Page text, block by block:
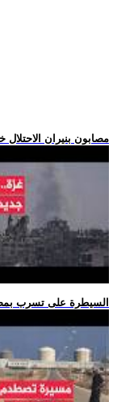
.. مصابون بنيران
.. السيطرة على تسرب